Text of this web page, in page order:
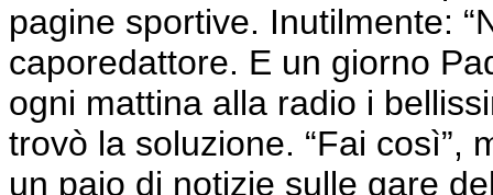
pagine sportive. Inutilmente:
caporedattore. E un giorno
ogni mattina alla radio i
trovò la soluzione. “Fai così”,
un paio di notizie sulle gare